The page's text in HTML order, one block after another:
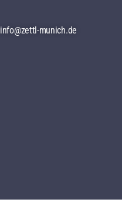
info@zettl-munich.de